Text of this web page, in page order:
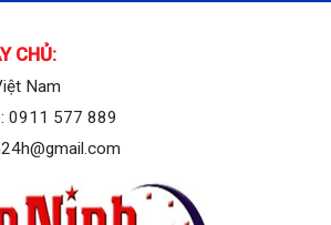
CHỦ:
Nam
0911 577 889